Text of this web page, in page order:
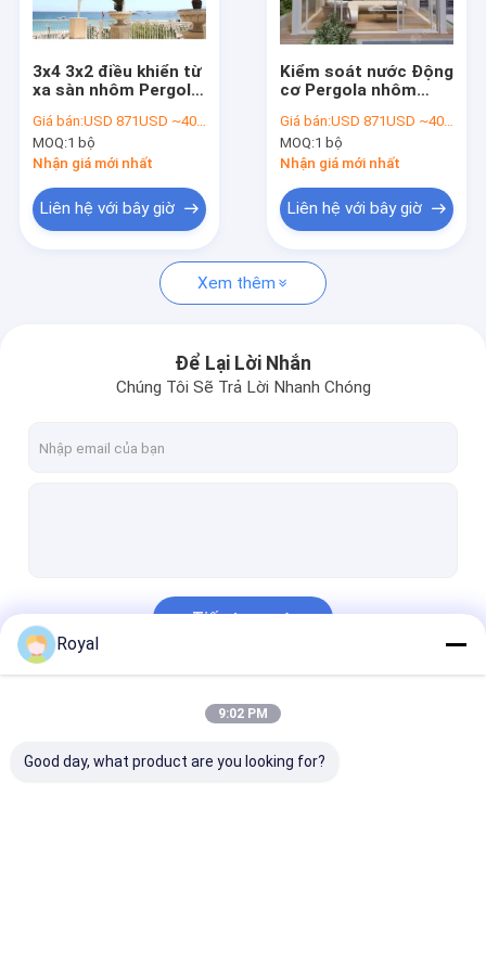
Về chúng tôi
Tin tức
nói chuyện ngay.
Pergola có màn cửa nhôm
Pergola vải kéo lại
mái hiên có thể thu vào
Mành theo dõi Zip
Pergola Louver nhôm nâng cấp
3x4 3x2 điều khiển từ
xa sàn nhôm Pergola
phong cách hiện đại
Giá bán:USD 871USD ~4000USD or more based on the sizes
MOQ:1 bộ
Nhận giá mới nhất
Liên hệ với bây giờ
Kiểm soát nước Động
cơ Pergola nhôm
châu Âu cho biệt thự
Giá bán:USD 871USD ~4000USD or more based on the sizes
MOQ:1 bộ
Nhận giá mới nhất
Liên hệ với bây giờ
Xem thêm
Để Lại Lời Nhắn
Chúng Tôi Sẽ Trả Lời Nhanh Chóng
Tiếp tục
Danh Mục Của Chúng Tôi
Royal
9:02 PM
Good day, what product are you looking for?